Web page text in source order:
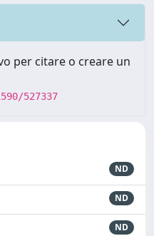
per citare o creare un
527337
ND
ND
ND